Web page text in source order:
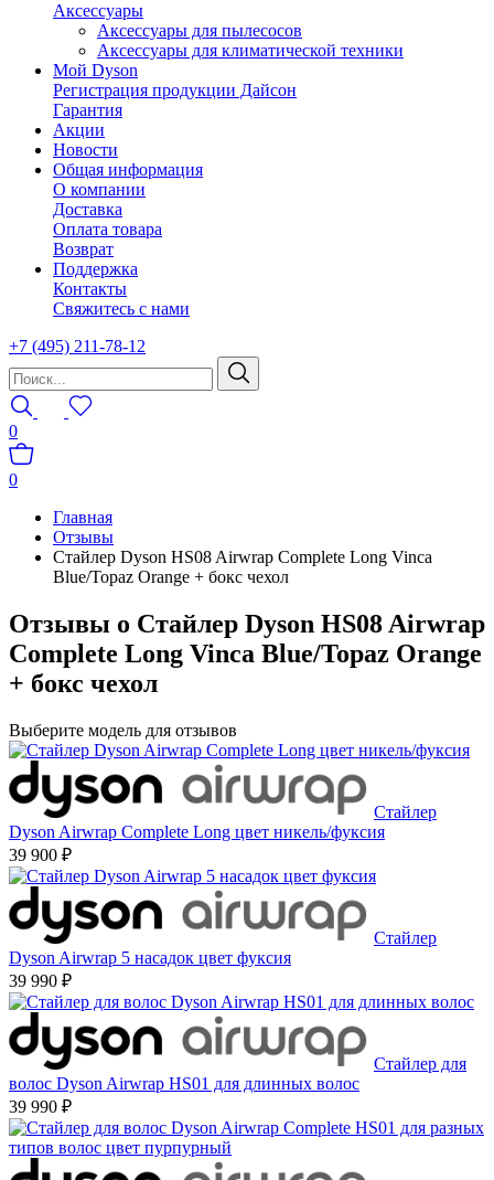
Аксессуары
Аксессуары для пылесосов
Аксессуары для климатической техники
Мой Dyson
Регистрация продукции Дайсон
Гарантия
Акции
Новости
Общая информация
О компании
Доставка
Оплата товара
Возврат
Поддержка
Контакты
Свяжитесь с нами
+7 (495) 211-78-12
0
0
Главная
Отзывы
Стайлер Dyson HS08 Airwrap Complete Long Vinca
Blue/Topaz Orange + бокс чехол
Отзывы о Стайлер Dyson HS08 Airwrap
Complete Long Vinca Blue/Topaz Orange
+ бокс чехол
Выберите модель для отзывов
Стайлер
Dyson Airwrap Complete Long цвет никель/фуксия
39 900 ₽
Стайлер
Dyson Airwrap 5 насадок цвет фуксия
39 990 ₽
Стайлер для
волос Dyson Airwrap HS01 для длинных волос
39 990 ₽